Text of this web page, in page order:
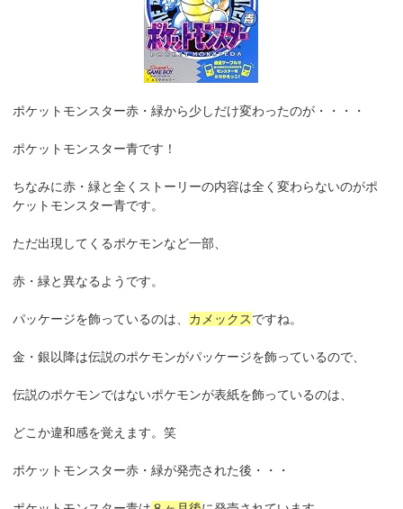
ポケットモンスター赤・緑から少しだけ変わったのが・・・・
ポケットモンスター青です！
ちなみに赤・緑と全くストーリーの内容は全く変わらないのがポ
ケットモンスター青です。
ただ出現してくるポケモンなど一部、
赤・緑と異なるようです。
パッケージを飾っているのは、 カメックスですね。
金・銀以降は伝説のポケモンがパッケージを飾っているので、
伝説のポケモンではないポケモンが表紙を飾っているのは、
どこか違和感を覚えます。笑
ポケットモンスター赤・緑が発売された後・・・